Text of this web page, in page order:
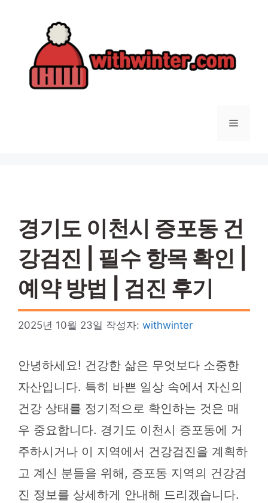
메
경기도 이천시 증포동 건
강검진 | 필수 항목 확인 |
예약 방법 | 검진 후기
2025년 10월 23일 작성자: withwinter
안녕하세요! 건강한 삶은 무엇보다 소중한
자산입니다. 특히 바쁜 일상 속에서 자신의
건강 상태를 정기적으로 확인하는 것은 매
우 중요합니다. 경기도 이천시 증포동에 거
주하시거나 이 지역에서 건강검진을 계획하
고 계신 분들을 위해, 증포동 지역의 건강검
진 정보를 상세하게 안내해 드리겠습니다.